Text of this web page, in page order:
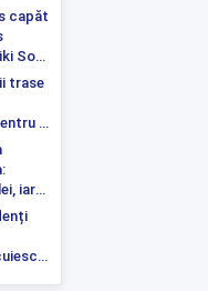
capăt
Sor:
trase
o
iar
a